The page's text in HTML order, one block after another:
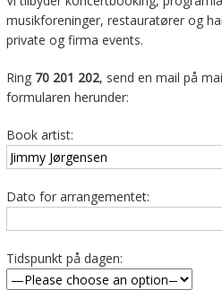
musikforeninger, restauratører og
private og firma events.
Ring 70 201 202, send en mail på
formularen herunder:
Book artist:
Dato for arrangementet:
Tidspunkt på dagen: